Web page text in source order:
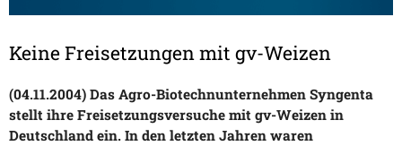
Keine Freisetzungen mit gv-Weizen
(04.11.2004) Das Agro-Biotechnunternehmen Syngenta
stellt ihre Freisetzungsversuche mit gv-Weizen in
Deutschland ein. In den letzten Jahren waren